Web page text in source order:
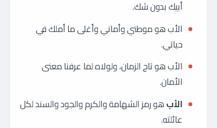
أبيك بدون شك.
الأب هو موطني وأماني وأغلى ما أملك في
حياتي.
الأب هو تاج الزمان، ولولاه لما عرفنا معنى
الأمان.
الأبهو رمز الشهامة والكرم والجود والسند لكل
عائلته.